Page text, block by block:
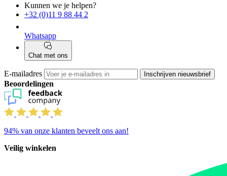
Kunnen we je helpen?
+32 (0)11 9 88 44 2
Whatsapp
Chat met ons
E-mailadres Inschrijven nieuwsbrief
Beoordelingen
94% van onze klanten beveelt ons aan!
Veilig winkelen